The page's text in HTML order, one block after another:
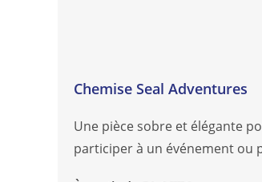
Chemise Seal Adventures
Une pièce sobre et élégante
participer à un événement ou